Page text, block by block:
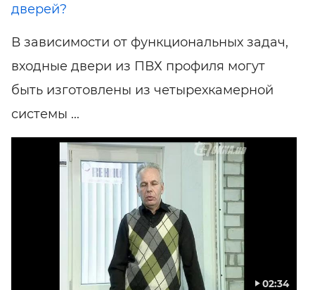
дверей?
В зависимости от функциональных задач,
входные двери из ПВХ профиля могут
быть изготовлены из четырехкамерной
системы ...
02:34